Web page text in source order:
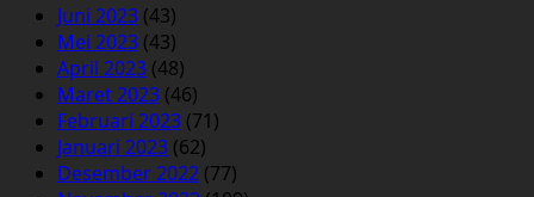
Juni 2023 (43)
Mei 2023 (43)
April 2023 (48)
Maret 2023 (46)
Februari 2023 (71)
Januari 2023 (62)
Desember 2022 (77)